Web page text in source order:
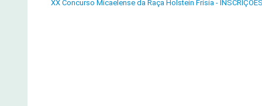
XX Concurso Micaelense da Raça Holstein Frísia - INSCRIÇÕES